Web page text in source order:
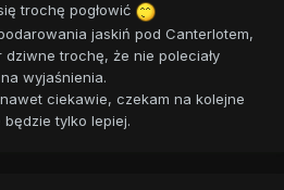
trochę pogłowić
jaskiń pod Canterlotem,
dziwne trochę, że nie poleciały
wyjaśnienia.
ciekawie, czekam na kolejne
będzie tylko lepiej.